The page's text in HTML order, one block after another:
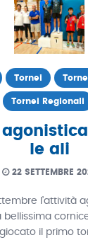
Tornei
Tornei Regionali
le ali
22 SETTEMBRE
l’attività
bellissima
il primo